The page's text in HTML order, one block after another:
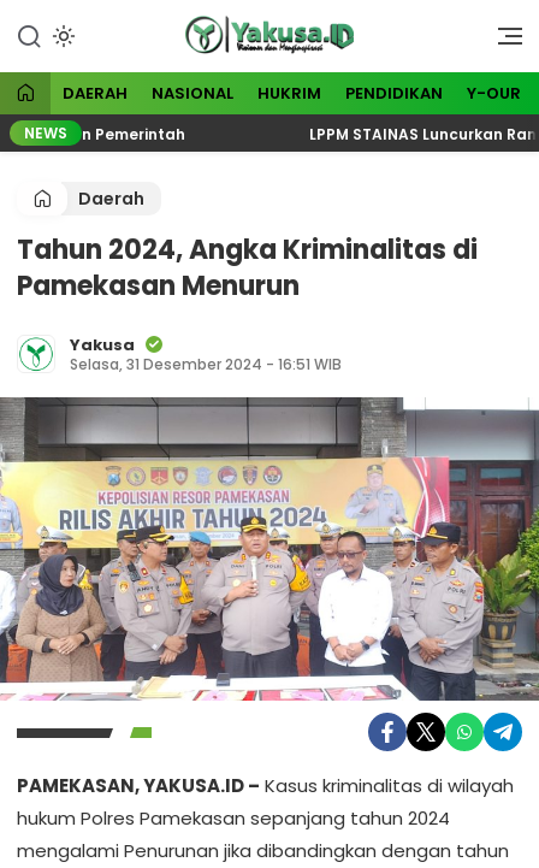
konten
Yakusa
Visioner dan Menginspirasi
DAERAH NASIONAL HUKRIM PENDIDIKAN Y-OUR
NEWSPemerintah LPPM STAINAS Luncurkan
Daerah
Tahun 2024, Angka Kriminalitas di
Pamekasan Menurun
Yakusa
Selasa, 31 Desember 2024 - 16:51 WIB
PAMEKASAN, YAKUSA.ID – Kasus kriminalitas di wilayah
hukum Polres Pamekasan sepanjang tahun 2024
mengalami Penurunan jika dibandingkan dengan tahun